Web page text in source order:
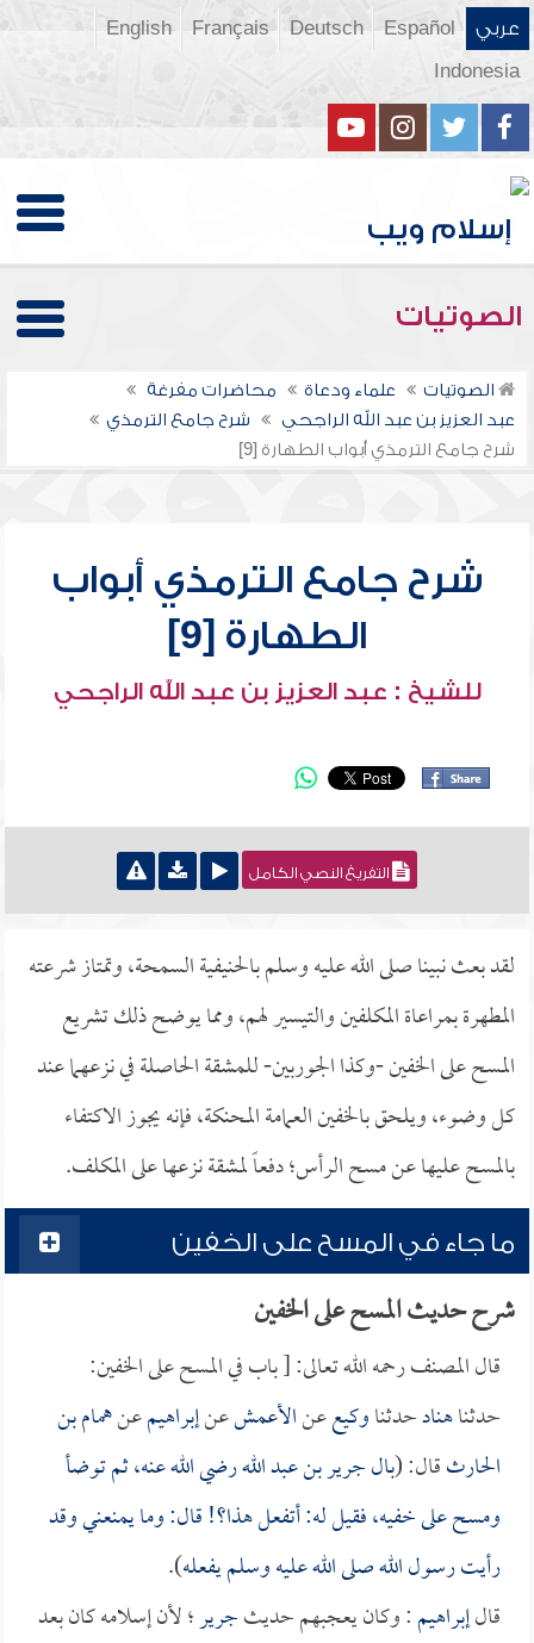
عربي Español
Deutsch
Français
English
Indonesia
الصوتيات
الصوتيات علماء ودعاة
محاضرات مفرغة
عبد العزيز بن عبد الله الراجحي
شرح جامع الترمذي
شرح جامع الترمذي أبواب الطهارة [9]
شرح جامع الترمذي أبواب
الطهارة [9]
للشيخ : عبد العزيز بن عبد الله الراجحي
التفريغ النصي الكامل
لقد بعث نبينا صلى الله عليه وسلم بالحنيفية السمحة، وتمتاز شرعته
المطهرة بمراعاة المكلفين والتيسير لهم، ومما يوضح ذلك تشريع
المسح على الخفين -وكذا الجوربين- للمشقة الحاصلة في نزعهما عند
كل وضوء، ويلحق بالخفين العمامة المحنكة، فإنه يجوز الاكتفاء
بالمسح عليها عن مسح الرأس؛ دفعاً لمشقة نزعها على المكلف.
ما جاء في المسح على الخفين
شرح حديث المسح على الخفين
قال المصنف رحمه الله تعالى: [ باب في المسح على الخفين:
حدثناهنادحدثناوكيععنالأعمشعنإبراهيمعنهمام بن
الحارثقال: (بالجرير بن عبد اللهرضي الله عنه، ثم توضأ
ومسح على خفيه، فقيل له: أتفعل هذا؟! قال: وما يمنعني وقد
رأيت رسول الله صلى الله عليه وسلم يفعله).
قالإبراهيم: وكان يعجبهم حديثجرير؛ لأن إسلامه كان بعد